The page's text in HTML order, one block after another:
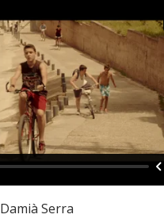
Damià Serra